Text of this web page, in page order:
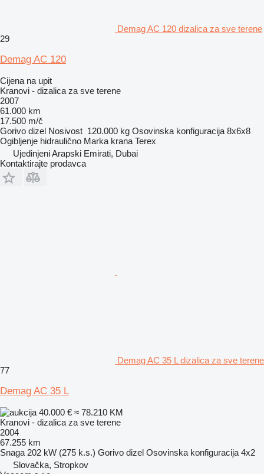
Demag AC 120 dizalica za sve terene
29
Demag AC 120
Cijena na upit
Kranovi - dizalica za sve terene
2007
61.000 km
17.500 m/č
Gorivo dizel Nosivost 120.000 kg Osovinska konfiguracija 8x6x8
Ogibljenje hidraulično Marka krana Terex
Ujedinjeni Arapski Emirati, Dubai
Kontaktirajte prodavca
Demag AC 35 L dizalica za sve terene
77
Demag AC 35 L
40.000 € ≈ 78.210 KM
Kranovi - dizalica za sve terene
2004
67.255 km
Snaga 202 kW (275 k.s.) Gorivo dizel Osovinska konfiguracija 4x2
Slovačka, Stropkov